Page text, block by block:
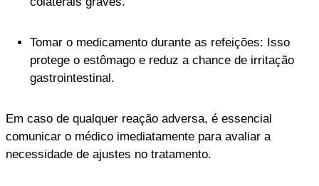
Tomar o medicamento durante as refeições: Isso
protege o estômago e reduz a chance de irritação
gastrointestinal.
Em caso de qualquer reação adversa, é essencial
comunicar o médico imediatamente para avaliar a
necessidade de ajustes no tratamento.